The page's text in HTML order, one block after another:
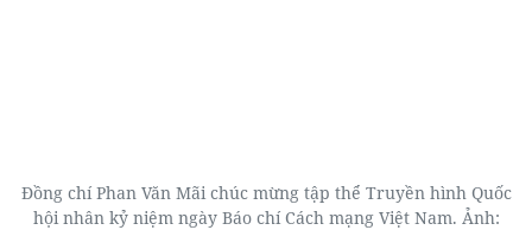
Đồng chí Phan Văn Mãi chúc mừng tập thể Truyền hình Quốc
hội nhân kỷ niệm ngày Báo chí Cách mạng Việt Nam. Ảnh: